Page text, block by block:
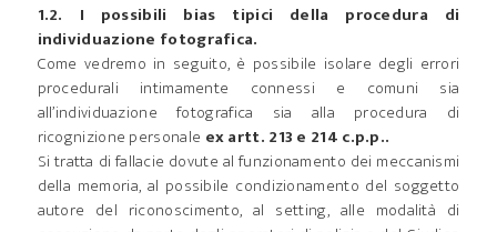
1.2. I possibili bias tipici della procedura di
individuazione fotografica.
Come vedremo in seguito, è possibile isolare degli errori
procedurali intimamente connessi e comuni sia
all’individuazione fotografica sia alla procedura di
ricognizione personale ex artt. 213 e 214 c.p.p..
Si tratta di fallacie dovute al funzionamento dei meccanismi
della memoria, al possibile condizionamento del soggetto
autore del riconoscimento, al setting, alle modalità di